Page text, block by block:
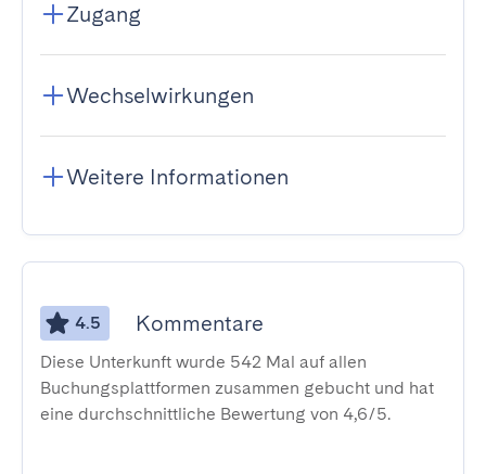
Zugang
Wechselwirkungen
Weitere Informationen
4.5 Kommentare
Diese Unterkunft wurde 542 Mal auf allen
Buchungsplattformen zusammen gebucht und hat
eine durchschnittliche Bewertung von 4,6/5.